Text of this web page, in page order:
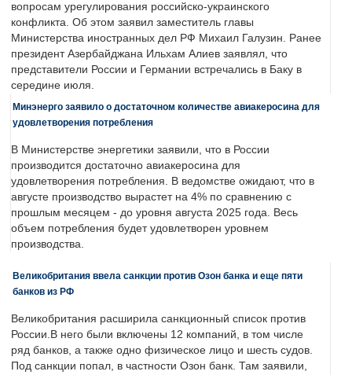
вопросам урегулирования российско-украинского
конфликта. Об этом заявил заместитель главы
Министерства иностранных дел РФ Михаил Галузин. Ранее
президент Азербайджана Ильхам Алиев заявлял, что
представители России и Германии встречались в Баку в
середине июля.
Минэнерго заявило о достаточном количестве авиакеросина для
удовлетворения потребления
В Министерстве энергетики заявили, что в России
производится достаточно авиакеросина для
удовлетворения потребления. В ведомстве ожидают, что в
августе производство вырастет на 4% по сравнению с
прошлым месяцем - до уровня августа 2025 года. Весь
объем потребления будет удовлетворен уровнем
производства.
Великобритания ввела санкции против Озон банка и еще пяти
банков из РФ
Великобритания расширила санкционный список против
России.В него были включены 12 компаний, в том числе
ряд банков, а также одно физическое лицо и шесть судов.
Под санкции попал, в частности Озон банк. Там заявили,